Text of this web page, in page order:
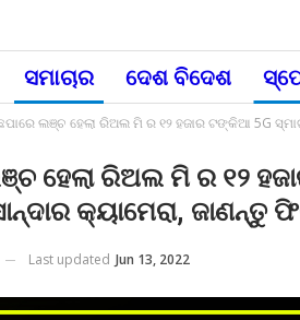
ସମାଚାର ଦେଶ ବିଦେଶ
ଲଞ୍ଚ ହେଲା ରିଅଲ ମି ର ୧୨ ହଜାର ଟଙ୍କିଆ 5G
ହେଲା ରିଅଲ ମି ର ୧୨
କ୍ୟାମେରା, ଜାଣନ୍ତୁ
Last updated Jun 13, 2022